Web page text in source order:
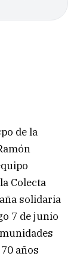
de la
Colecta
solidaria
7 de junio
años